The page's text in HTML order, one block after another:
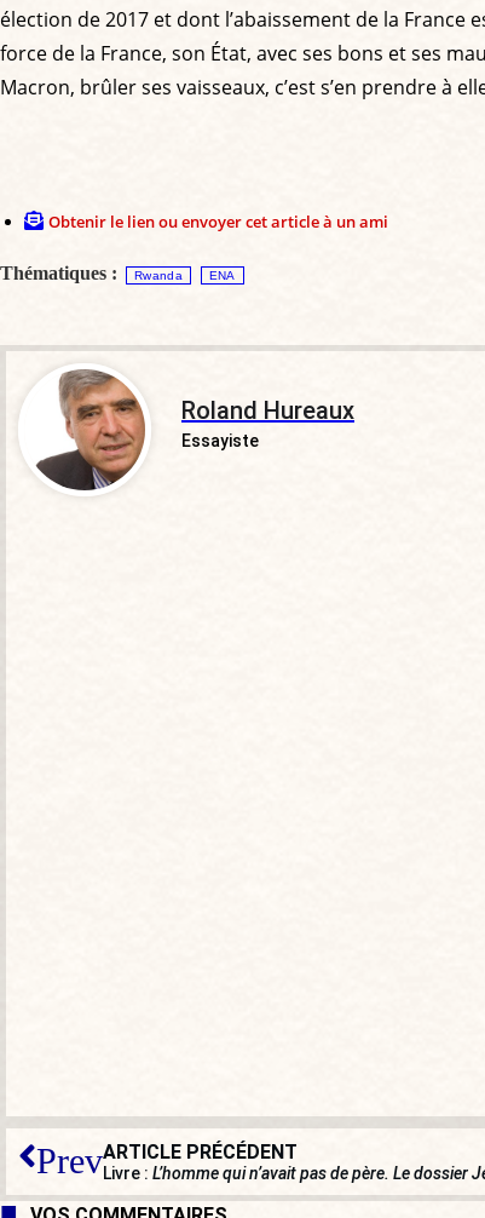
élection de 2017 et dont l’abaissement de la France
force de la France, son État, avec ses bons et ses
Macron, brûler ses vaisseaux, c’est s’en prendre à
Obtenir le lien ou envoyer cet article à un ami
Thématiques : Rwanda ENA
Roland Hureaux
Essayiste
PrevARTICLE PRÉCÉDENT
Livre : L’homme qui n’avait pas de père. Le dossier